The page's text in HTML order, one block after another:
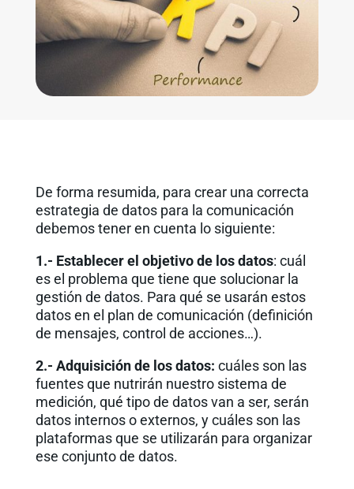
De forma resumida, para crear una correcta
estrategia de datos para la comunicación
debemos tener en cuenta lo siguiente:
1.- Establecer el objetivo de los datos: cuál
es el problema que tiene que solucionar la
gestión de datos. Para qué se usarán estos
datos en el plan de comunicación (definición
de mensajes, control de acciones…).
2.- Adquisición de los datos: cuáles son las
fuentes que nutrirán nuestro sistema de
medición, qué tipo de datos van a ser, serán
datos internos o externos, y cuáles son las
plataformas que se utilizarán para organizar
ese conjunto de datos.